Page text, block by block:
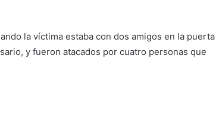
la víctima estaba con dos amigos en la puerta
y fueron atacados por cuatro personas que